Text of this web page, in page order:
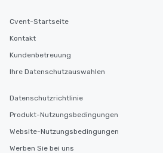
Cvent-Startseite
Kontakt
Kundenbetreuung
Ihre Datenschutzauswahlen
Datenschutzrichtlinie
Produkt-Nutzungsbedingungen
Website-Nutzungsbedingungen
Werben Sie bei uns